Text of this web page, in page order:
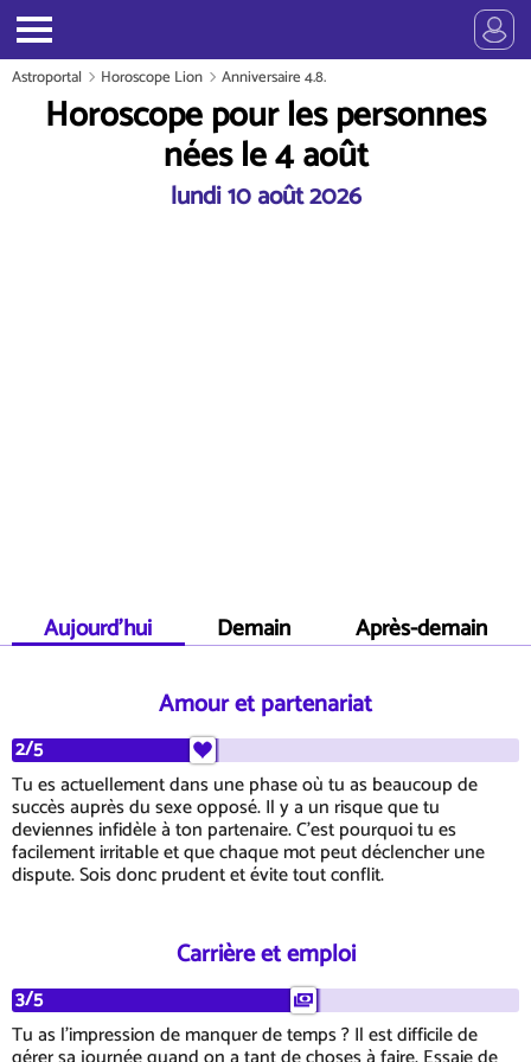
Astroportal Horoscope Lion Anniversaire 4.8.
Horoscope pour les personnes
nées le 4 août
lundi 10 août 2026
Aujourd'hui Demain Après-demain
Amour et partenariat
2/5
Tu es actuellement dans une phase où tu as beaucoup de
succès auprès du sexe opposé. Il y a un risque que tu
deviennes infidèle à ton partenaire. C'est pourquoi tu es
facilement irritable et que chaque mot peut déclencher une
dispute. Sois donc prudent et évite tout conflit.
Carrière et emploi
3/5
Tu as l'impression de manquer de temps ? Il est difficile de